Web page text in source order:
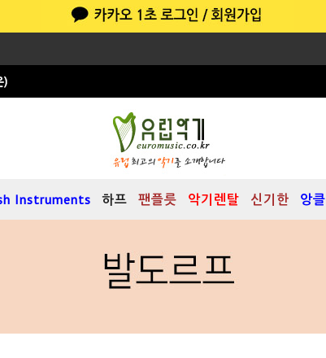
Instruments 하프 팬플릇 악기렌탈 신기한 앙